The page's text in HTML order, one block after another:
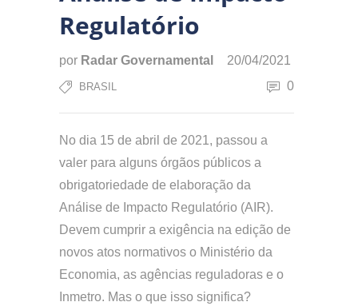
Regulatório
por Radar Governamental 20/04/2021
BRASIL 0
No dia 15 de abril de 2021, passou a
valer para alguns órgãos públicos a
obrigatoriedade de elaboração da
Análise de Impacto Regulatório (AIR).
Devem cumprir a exigência na edição de
novos atos normativos o Ministério da
Economia, as agências reguladoras e o
Inmetro. Mas o que isso significa?